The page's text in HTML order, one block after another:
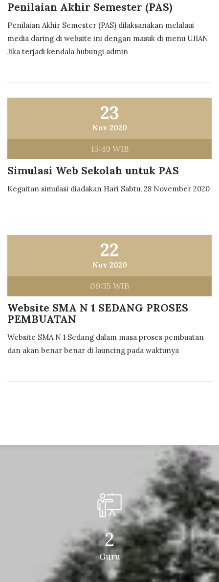
Penilaian Akhir Semester (PAS)
Penilaian Akhir Semester (PAS) dilaksanakan melalaui
media daring di website ini dengan masuk di menu UJIAN
Jika terjadi kendala hubungi admin
23
Nov 2020
15:49 WIB
Simulasi Web Sekolah untuk PAS
Kegaitan simulasi diadakan Hari Sabtu, 28 November 2020
22
Nov 2020
09:35 WIB
Website SMA N 1 SEDANG PROSES
PEMBUATAN
Website SMA N 1 Sedang dalam masa proses pembuatan
dan akan benar benar di launcing pada waktunya
2
Guru